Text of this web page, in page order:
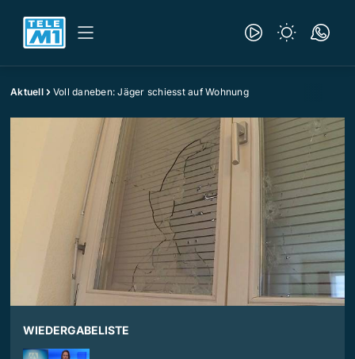
Aktuell Voll daneben: Jäger schiesst auf Wohnung
WIEDERGABELISTE